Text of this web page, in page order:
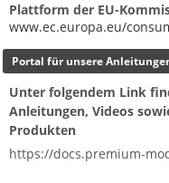
Plattform der EU-
www.ec.europa.eu/
Portal für unsere
Unter folgendem Link
Anleitungen, Videos
Produkten
https://docs.premium-